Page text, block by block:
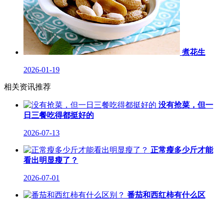
煮花生
2026-01-19
相关资讯推荐
没有抢菜，但一
日三餐吃得都挺好的
2026-07-13
正常瘦多少斤才能
看出明显瘦了？
2026-07-01
番茄和西红柿有什么区